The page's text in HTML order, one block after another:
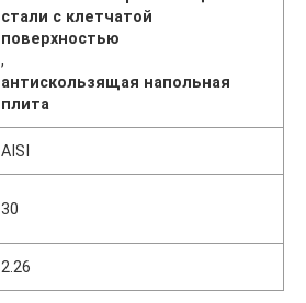
стали с клетчатой ​​
поверхностью
,
антискользящая напольная
плита
AISI
30
2.26